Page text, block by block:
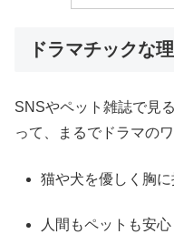
ドラマチックな
SNSやペット雑誌で見
って、まるでドラマの
猫や犬を優しく胸
人間もペットも安